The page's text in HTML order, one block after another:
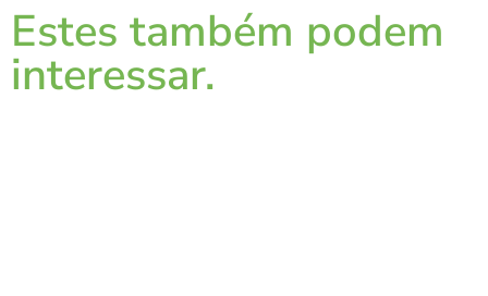
Estes também podem
interessar.